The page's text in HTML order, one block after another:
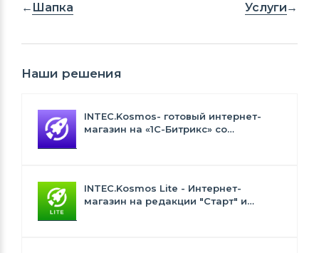
Шапка Услуги
Наши решения
INTEC.Kosmos- готовый интернет-
магазин на «1С-Битрикс» со
INTEC.Kosmos Lite - Интернет-
магазин на редакции "Старт" и